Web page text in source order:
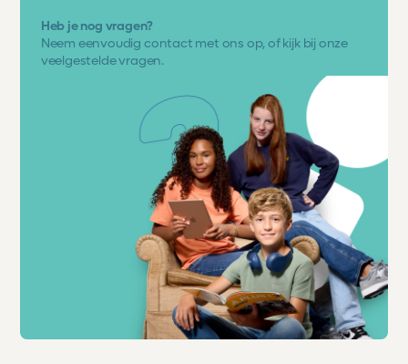
Heb je nog vragen?
Neem eenvoudig contact met ons op, of kijk bij onze
veelgestelde vragen.